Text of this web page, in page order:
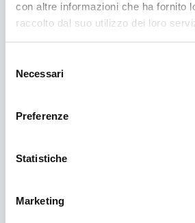
con altre informazioni che ha fornito
raccolto dal suo utilizzo dei loro
delNecessari
Preferenze
Statistiche
Marketing
Testimonianze di alcuni